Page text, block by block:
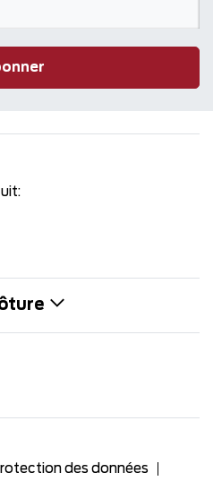
des données